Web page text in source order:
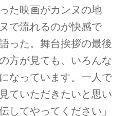
た映画がカンヌの地
で流れるのが快感で
った。舞台挨拶の最後
方が見ても、いろんな
なっています。一人で
ていただきたいと思い
してやってください」